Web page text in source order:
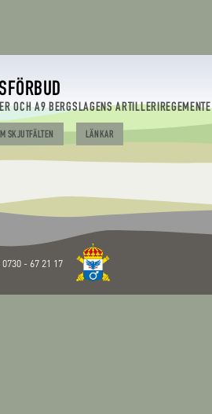
OCH A9 BERGSLAGENS ARTILLERIREGEMENTE
SKJUTFÄLTEN LÄNKAR
0730 - 67 21 17